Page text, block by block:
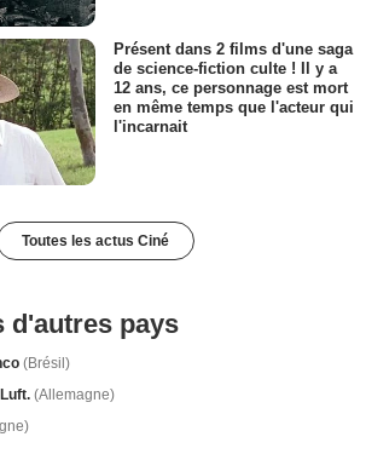
Présent dans 2 films d'une saga
de science-fiction culte ! Il y a
12 ans, ce personnage est mort
en même temps que l'acteur qui
l'incarnait
Toutes les actus Ciné
d'autres pays
(Brésil)
(Allemagne)